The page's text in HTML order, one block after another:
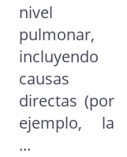
nivel
pulmonar,
incluyendo
causas
directas (por
ejemplo, la
...